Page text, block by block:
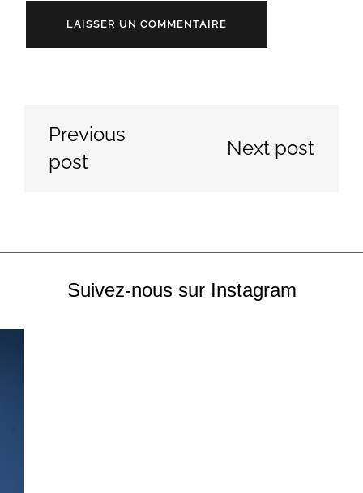
Previous
post
Next post
Suivez-nous sur Instagram